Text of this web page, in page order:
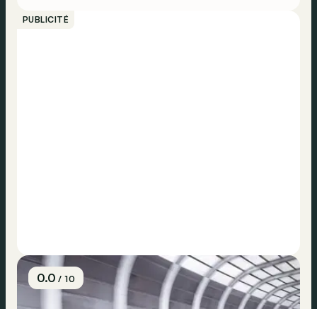
PUBLICITÉ
0.0/ 10